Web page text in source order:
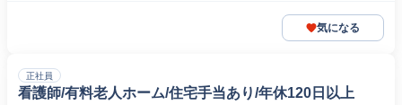
気になる
正社員
看護師/有料老人ホーム/住宅手当あり/年休120日以上